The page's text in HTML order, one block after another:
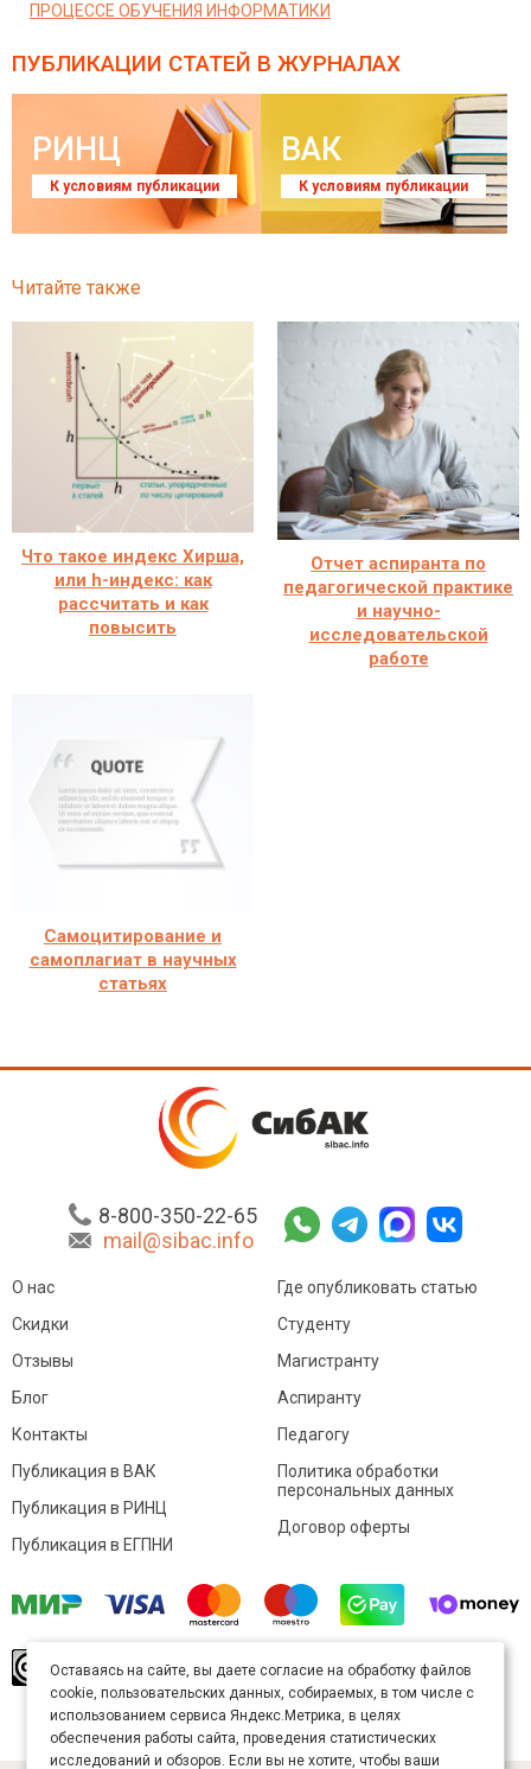
ПРОЦЕССЕ ОБУЧЕНИЯ ИНФОРМАТИКИ
ПУБЛИКАЦИИ СТАТЕЙ В ЖУРНАЛАХ
РИНЦ
К условиям публикации
ВАК
К условиям публикации
Читайте также
Что такое индекс Хирша,
или h-индекс: как
рассчитать и как
повысить
Отчет аспиранта по
педагогической практике
и научно-
исследовательской
работе
Самоцитирование и
самоплагиат в научных
статьях
8-800-350-22-65
mail@sibac.info
О нас
Скидки
Отзывы
Блог
Контакты
Где опубликовать статью
Студенту
Магистранту
Аспиранту
Педагогу
Публикация в ВАК
Публикация в РИНЦ
Публикация в ЕГПНИ
Политика обработки
персональных данных
Договор оферты
произведение доступно полицензии Creative
Commons «Attribution» («Атрибуция») 4.0
Непортированная.
Карта сайта
Оставаясь на сайте, вы даете согласие на обработку файлов
cookie, пользовательских данных, собираемых, в том числе с
использованием сервиса Яндекс.Метрика, в целях
обеспечения работы сайта, проведения статистических
исследований и обзоров. Если вы не хотите, чтобы ваши